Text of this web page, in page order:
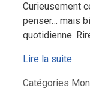
Curieusement
penser… mais
quotidienne.
Lire la suite
Catégories